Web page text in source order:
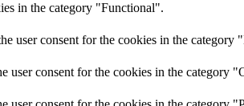
in the category "Functional".
user consent for the cookies in the category
user consent for the cookies in the category